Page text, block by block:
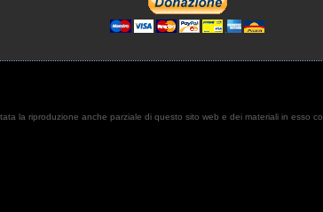
la riproduzione anche parziale di questo sito web e dei materiali in esso